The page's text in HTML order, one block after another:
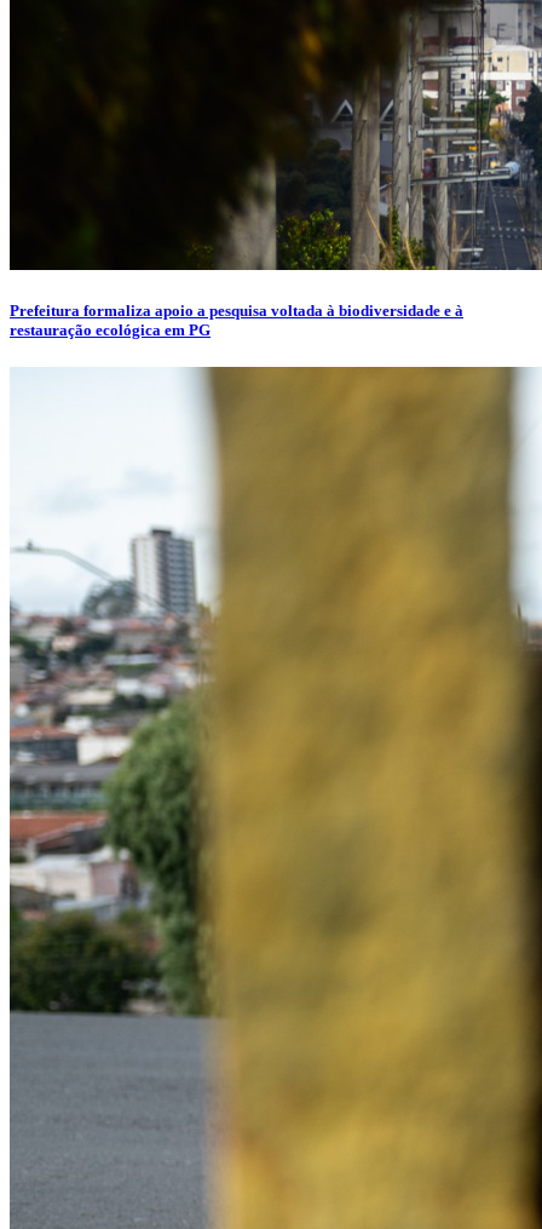
Prefeitura formaliza apoio a pesquisa voltada à biodiversidade e à
restauração ecológica em PG